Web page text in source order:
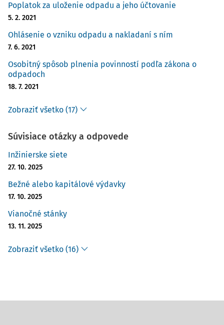
Poplatok za uloženie odpadu a jeho účtovanie
5. 2. 2021
Ohlásenie o vzniku odpadu a nakladaní s ním
7. 6. 2021
Osobitný spôsob plnenia povinností podľa zákona o
odpadoch
18. 7. 2021
Zobraziť všetko (17)
Súvisiace otázky a odpovede
Inžinierske siete
27. 10. 2025
Bežné alebo kapitálové výdavky
17. 10. 2025
Vianočné stánky
13. 11. 2025
Zobraziť všetko (16)